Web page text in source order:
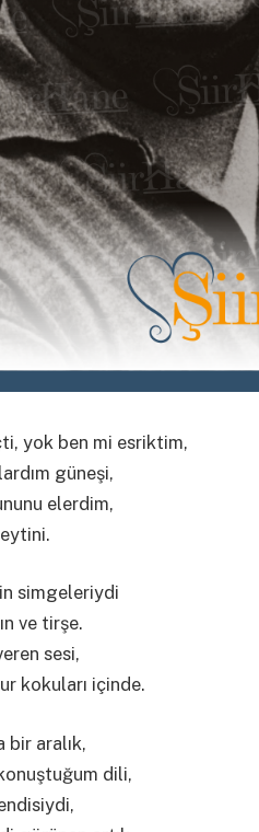
yok ben mi esriktim,
güneşi,
elerdim,
simgeleriydi
ve tirşe.
sesi,
kokuları içinde.
bir aralık,
dili,